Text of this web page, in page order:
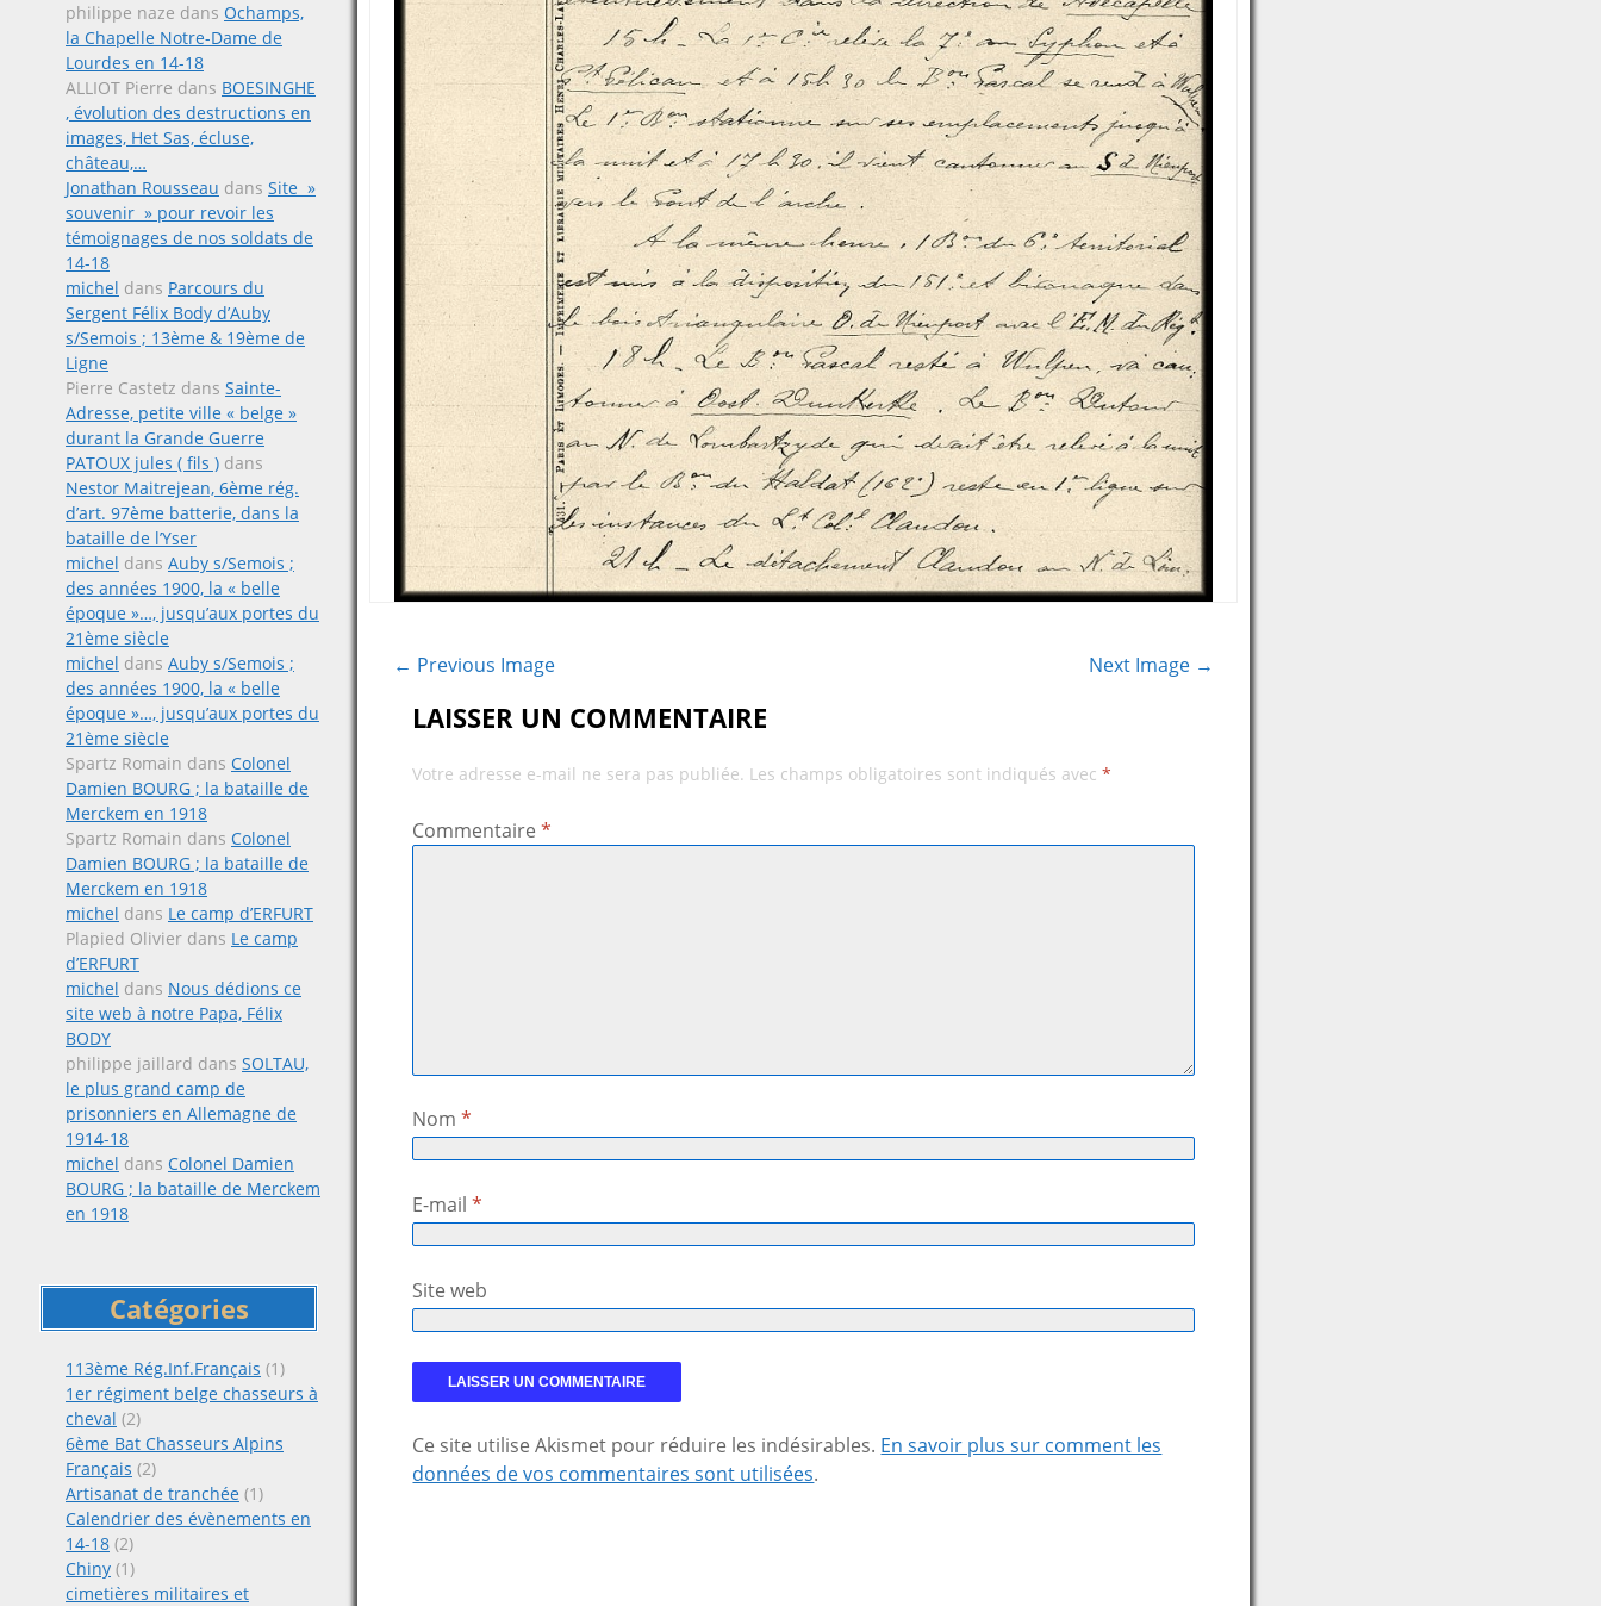
philippe naze dans Ochamps,
la Chapelle Notre-Dame de
Lourdes en 14-18
ALLIOT Pierre dans BOESINGHE
, évolution des destructions en
images, Het Sas, écluse,
château,…
Jonathan Rousseau dans Site »
souvenir » pour revoir les
témoignages de nos soldats de
14-18
michel dans Parcours du
Sergent Félix Body d’Auby
s/Semois ; 13ème & 19ème de
Ligne
Pierre Castetz dans Sainte-
Adresse, petite ville « belge »
durant la Grande Guerre
PATOUX jules ( fils ) dans
Nestor Maitrejean, 6ème rég.
d’art. 97ème batterie, dans la
bataille de l’Yser
michel dans Auby s/Semois ;
des années 1900, la « belle
époque »…, jusqu’aux portes du
21ème siècle
michel dans Auby s/Semois ;
des années 1900, la « belle
époque »…, jusqu’aux portes du
21ème siècle
Spartz Romain dans Colonel
Damien BOURG ; la bataille de
Merckem en 1918
Spartz Romain dans Colonel
Damien BOURG ; la bataille de
Merckem en 1918
michel dans Le camp d’ERFURT
Plapied Olivier dans Le camp
d’ERFURT
michel dans Nous dédions ce
site web à notre Papa, Félix
BODY
philippe jaillard dans SOLTAU,
le plus grand camp de
prisonniers en Allemagne de
1914-18
michel dans Colonel Damien
BOURG ; la bataille de Merckem
en 1918
Catégories
113ème Rég.Inf.Français (1)
1er régiment belge chasseurs à
cheval (2)
6ème Bat Chasseurs Alpins
Français (2)
Artisanat de tranchée (1)
Calendrier des évènements en
14-18 (2)
Chiny (1)
cimetières militaires et
← Previous Image Next Image →
LAISSER UN COMMENTAIRE
Votre adresse e-mail ne sera pas publiée. Les champs obligatoires sont indiqués avec*
Commentaire*
Nom*
E-mail*
Site web
Ce site utilise Akismet pour réduire les indésirables. En savoir plus sur comment les
données de vos commentaires sont utilisées.